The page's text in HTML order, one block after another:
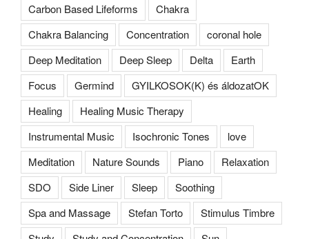
Carbon Based Lifeforms
Chakra
Chakra Balancing
Concentration
coronal hole
Deep Meditation
Deep Sleep Delta
Earth
Focus
Germind
GYILKOSOK(K) és áldozatOK
Healing
Healing Music Therapy
Instrumental Music
Isochronic Tones
love
Meditation
Nature Sounds Piano
Relaxation
SDO
Side Liner Sleep
Soothing
Spa and Massage
Stefan Torto
Stimulus Timbre